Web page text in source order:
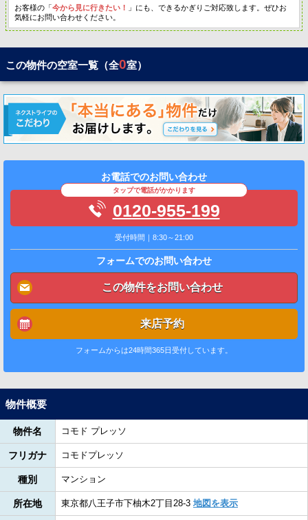
お客様の「今から見に行きたい！
」にも、できるかぎりご対応致します。ぜひお
気軽にお問い合わせください。
この物件の空室一覧（全0室）
お電話でのお問い合わせ
タップで電話がかかります
0120-955-199
受付時間｜8:30～21:00
フォームでのお問い合わせ
この物件をお問い合わせ
来店予約
フォームからは24時間365日受付しています。
物件概要
物件名 コモド プレッソ
フリガナ コモドプレッソ
種別 マンション
所在地 東京都八王子市下柚木2丁目28-3 地図を表示